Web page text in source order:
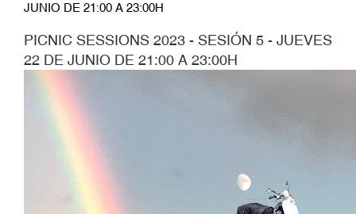
JUNIO DE 21:00 A 23:00H
PICNIC SESSIONS 2023 - SESIÓN 5 - JUEVES
22 DE JUNIO DE 21:00 A 23:00H